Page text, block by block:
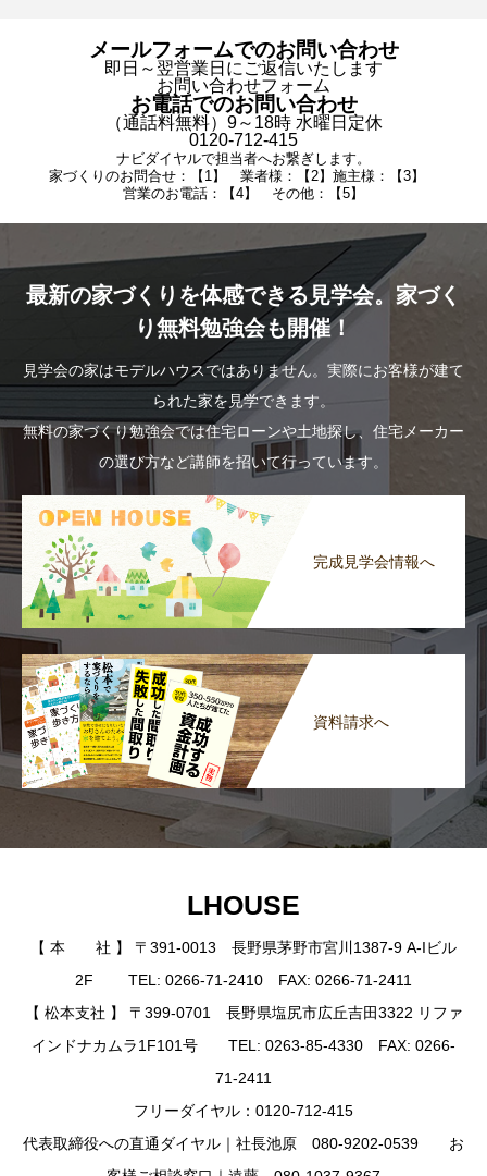
メールフォームでのお問い合わせ
即日～翌営業日にご返信いたします
お問い合わせフォーム
お電話でのお問い合わせ
（通話料無料）9～18時 水曜日定休
0120-712-415
ナビダイヤルで担当者へお繋ぎします。
家づくりのお問合せ：【1】 業者様：【2】施主様：【3】
営業のお電話：【4】 その他：【5】
最新の家づくりを体感できる見学会。家づく
り無料勉強会も開催！
見学会の家はモデルハウスではありません。実際にお客様が建て
られた家を見学できます。
無料の家づくり勉強会では住宅ローンや土地探し、住宅メーカー
の選び方など講師を招いて行っています。
完成見学会情報へ
資料請求へ
LHOUSE
【 本 社 】 〒391-0013 長野県茅野市宮川1387-9 A-Iビル
2F TEL: 0266-71-2410 FAX: 0266-71-2411
【 松本支社 】 〒399-0701 長野県塩尻市広丘吉田3322 リファ
インドナカムラ1F101号 TEL: 0263-85-4330 FAX: 0266-
71-2411
フリーダイヤル：0120-712-415
代表取締役への直通ダイヤル｜社長池原 080-9202-0539 お